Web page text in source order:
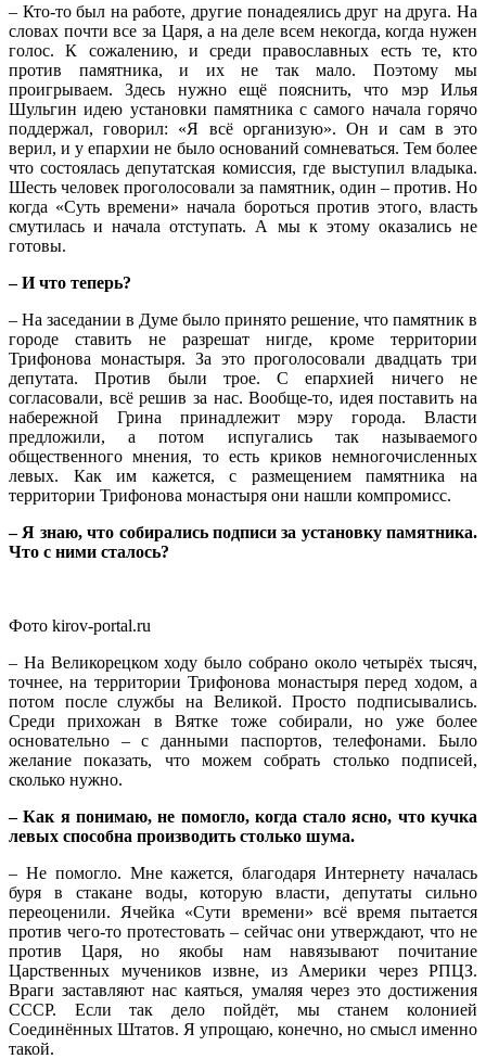
– Кто-то был на работе, другие понадеялись друг на друга. На
словах почти все за Царя, а на деле всем некогда, когда нужен
голос. К сожалению, и среди православных есть те, кто
против памятника, и их не так мало. Поэтому мы
проигрываем. Здесь нужно ещё пояснить, что мэр Илья
Шульгин идею установки памятника с самого начала горячо
поддержал, говорил: «Я всё организую». Он и сам в это
верил, и у епархии не было оснований сомневаться. Тем более
что состоялась депутатская комиссия, где выступил владыка.
Шесть человек проголосовали за памятник, один – против. Но
когда «Суть времени» начала бороться против этого, власть
смутилась и начала отступать. А мы к этому оказались не
готовы.
– И что теперь?
– На заседании в Думе было принято решение, что памятник в
городе ставить не разрешат нигде, кроме территории
Трифонова монастыря. За это проголосовали двадцать три
депутата. Против были трое. С епархией ничего не
согласовали, всё решив за нас. Вообще-то, идея поставить на
набережной Грина принадлежит мэру города. Власти
предложили, а потом испугались так называемого
общественного мнения, то есть криков немногочисленных
левых. Как им кажется, с размещением памятника на
территории Трифонова монастыря они нашли компромисс.
– Я знаю, что собирались подписи за установку памятника.
Что с ними сталось?
Фото kirov-portal.ru
– На Великорецком ходу было собрано около четырёх тысяч,
точнее, на территории Трифонова монастыря перед ходом, а
потом после службы на Великой. Просто подписывались.
Среди прихожан в Вятке тоже собирали, но уже более
основательно – с данными паспортов, телефонами. Было
желание показать, что можем собрать столько подписей,
сколько нужно.
– Как я понимаю, не помогло, когда стало ясно, что кучка
левых способна производить столько шума.
– Не помогло. Мне кажется, благодаря Интернету началась
буря в стакане воды, которую власти, депутаты сильно
переоценили. Ячейка «Сути времени» всё время пытается
против чего-то протестовать – сейчас они утверждают, что не
против Царя, но якобы нам навязывают почитание
Царственных мучеников извне, из Америки через РПЦЗ.
Враги заставляют нас каяться, умаляя через это достижения
СССР. Если так дело пойдёт, мы станем колонией
Соединённых Штатов. Я упрощаю, конечно, но смысл именно
такой.